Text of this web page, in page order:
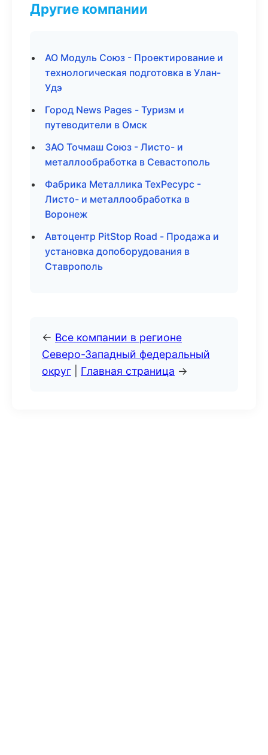
Другие компании
АО Модуль Союз - Проектирование и
технологическая подготовка в Улан-
Удэ
Город News Pages - Туризм и
путеводители в Омск
ЗАО Точмаш Союз - Листо- и
металлообработка в Севастополь
Фабрика Металлика ТехРесурс -
Листо- и металлообработка в
Воронеж
Автоцентр PitStop Road - Продажа и
установка допоборудования в
Ставрополь
← Все компании в регионе
Северо-Западный федеральный
округ
Главная страница →